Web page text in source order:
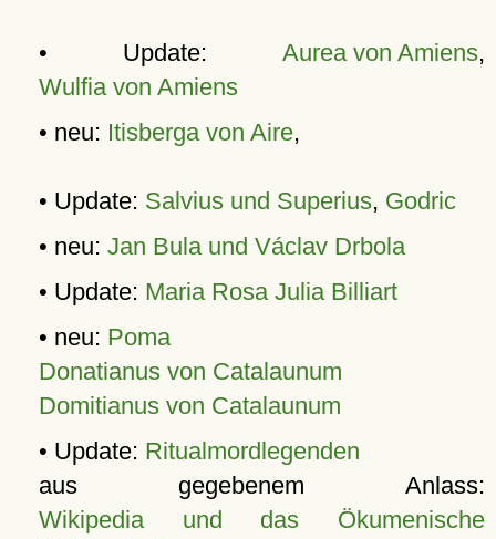
• Update: Aurea von Amiens,
Wulfia von Amiens
• neu: Itisberga von Aire,
• Update: Salvius und Superius, Godric
• neu: Jan Bula und Václav Drbola
• Update: Maria Rosa Julia Billiart
• neu: Poma
Donatianus von Catalaunum
Domitianus von Catalaunum
• Update: Ritualmordlegenden
aus gegebenem Anlass:
Wikipedia und das Ökumenische